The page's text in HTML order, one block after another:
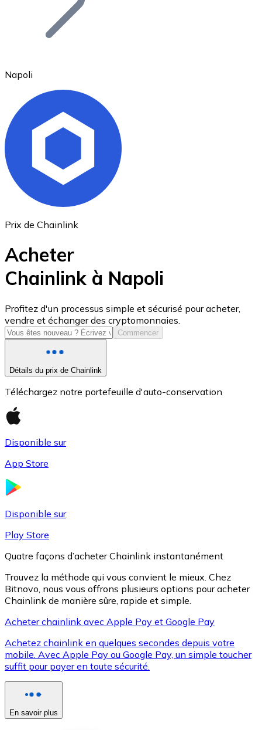
Ethereum
USD Coin
USDC
XRP
XRP
Voir toutes
Napoli
Prix de Chainlink
Acheter
Chainlink à Napoli
Profitez d'un processus simple et sécurisé pour acheter,
vendre et échanger des cryptomonnaies.
Commencer
Détails du prix de Chainlink
Téléchargez notre portefeuille d'auto-conservation
Disponible sur
App Store
Disponible sur
Play Store
Quatre façons d’acheter Chainlink instantanément
Trouvez la méthode qui vous convient le mieux. Chez
Bitnovo, nous vous offrons plusieurs options pour acheter
Chainlink de manière sûre, rapide et simple.
Acheter chainlink avec Apple Pay et Google Pay
Achetez chainlink en quelques secondes depuis votre
mobile. Avec Apple Pay ou Google Pay, un simple toucher
suffit pour payer en toute sécurité.
En savoir plus